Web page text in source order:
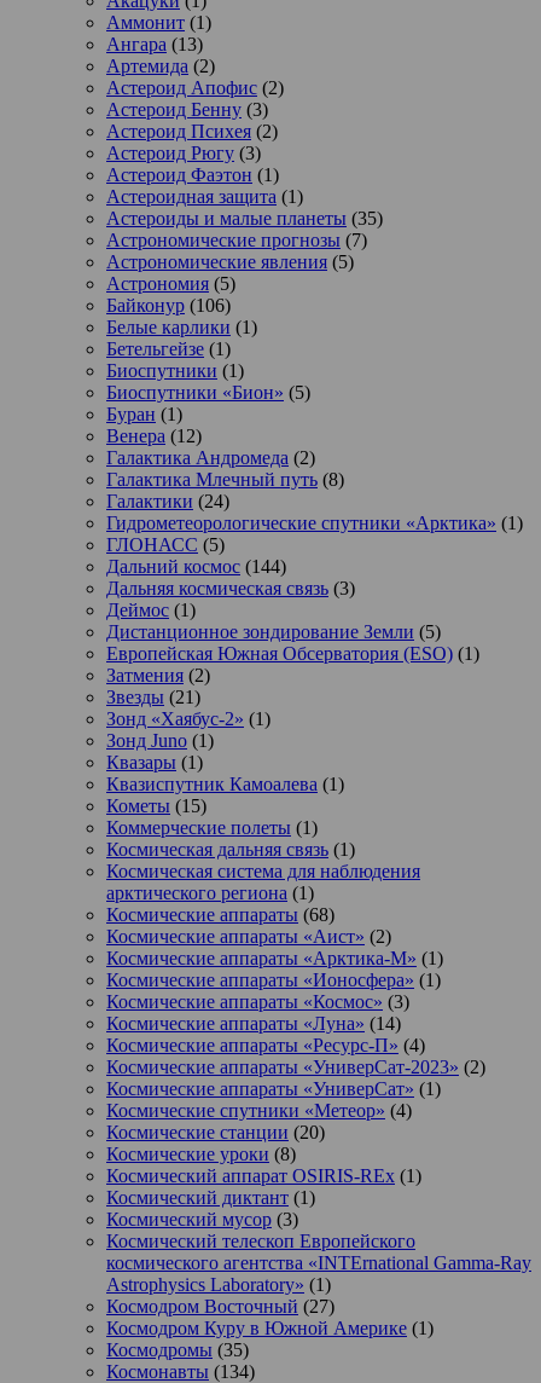
Аммонит (1)
Ангара (13)
Артемида (2)
Астероид Апофис (2)
Астероид Бенну (3)
Астероид Психея (2)
Астероид Рюгу (3)
Астероид Фаэтон (1)
Астероидная защита (1)
Астероиды и малые планеты (35)
Астрономические прогнозы (7)
Астрономические явления (5)
Астрономия (5)
Байконур (106)
Белые карлики (1)
Бетельгейзе (1)
Биоспутники (1)
Биоспутники «Бион» (5)
Буран (1)
Венера (12)
Галактика Андромеда (2)
Галактика Млечный путь (8)
Галактики (24)
Гидрометеорологические спутники «Арктика» (1)
ГЛОНАСС (5)
Дальний космос (144)
Дальняя космическая связь (3)
Деймос (1)
Дистанционное зондирование Земли (5)
Европейская Южная Обсерватория (ESO) (1)
Затмения (2)
Звезды (21)
Зонд «Хаябус-2» (1)
Зонд Juno (1)
Квазары (1)
Квазиспутник Камоалева (1)
Кометы (15)
Коммерческие полеты (1)
Космическая дальняя связь (1)
Космическая система для наблюдения
арктического региона (1)
Космические аппараты (68)
Космические аппараты «Аист» (2)
Космические аппараты «Арктика-М» (1)
Космические аппараты «Ионосфера» (1)
Космические аппараты «Космос» (3)
Космические аппараты «Луна» (14)
Космические аппараты «Ресурс-П» (4)
Космические аппараты «УниверСат-2023» (2)
Космические аппараты «УниверСат» (1)
Космические спутники «Метеор» (4)
Космические станции (20)
Космические уроки (8)
Космический аппарат OSIRIS-REx (1)
Космический диктант (1)
Космический мусор (3)
Космический телескоп Европейского
космического агентства «INTErnational Gamma-Ray
Astrophysics Laboratory» (1)
Космодром Восточный (27)
Космодром Куру в Южной Америке (1)
Космодромы (35)
Космонавты (134)